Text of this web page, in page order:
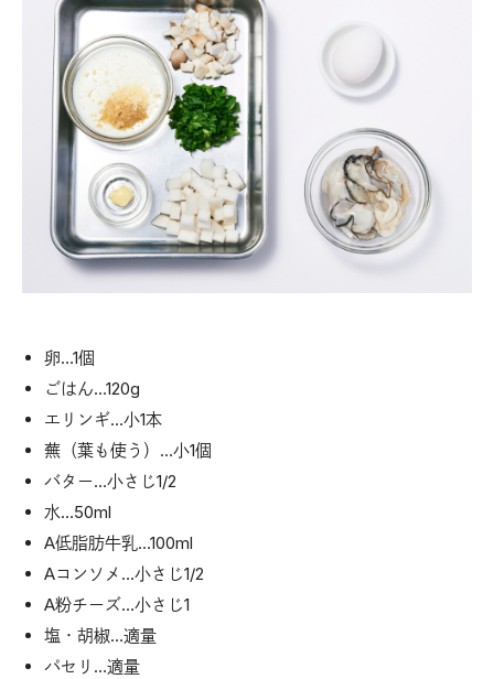
卵…1個
ごはん…120g
エリンギ…小1本
蕪（葉も使う）…小1個
バター…小さじ1/2
水…50ml
A低脂肪牛乳…100ml
Aコンソメ…小さじ1/2
A粉チーズ…小さじ1
塩・胡椒…適量
パセリ…適量